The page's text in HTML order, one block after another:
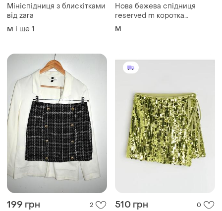
Мініспідниця з блискітками
від zara
M і ще 1
Нова бежева спідниця
reserved m коротка
спідниця трапеція базова
M
199 грн 2 510 грн 0